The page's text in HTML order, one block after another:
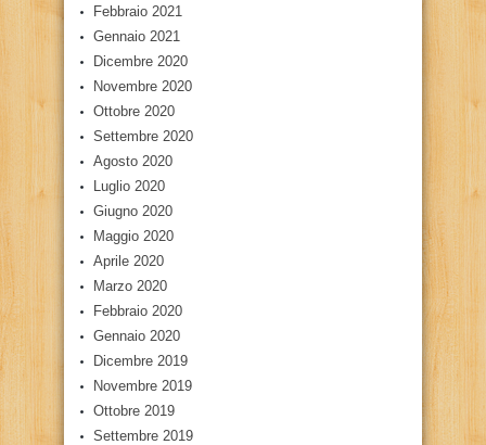
Febbraio 2021
Gennaio 2021
Dicembre 2020
Novembre 2020
Ottobre 2020
Settembre 2020
Agosto 2020
Luglio 2020
Giugno 2020
Maggio 2020
Aprile 2020
Marzo 2020
Febbraio 2020
Gennaio 2020
Dicembre 2019
Novembre 2019
Ottobre 2019
Settembre 2019